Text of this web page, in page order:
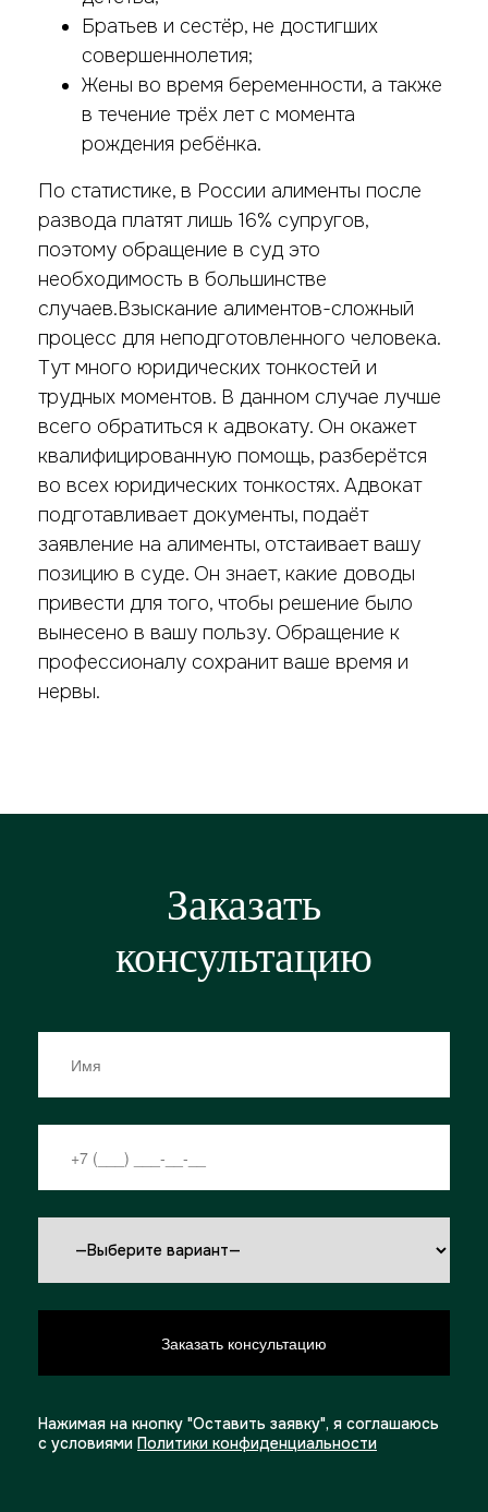
Братьев и сестёр, не достигших
совершеннолетия;
Жены во время беременности, а также
в течение трёх лет с момента
рождения ребёнка.
По статистике, в России алименты после
развода платят лишь 16% супругов,
поэтому обращение в суд это
необходимость в большинстве
случаев.Взыскание алиментов-сложный
процесс для неподготовленного человека.
Тут много юридических тонкостей и
трудных моментов. В данном случае лучше
всего обратиться к адвокату. Он окажет
квалифицированную помощь, разберётся
во всех юридических тонкостях. Адвокат
подготавливает документы, подаёт
заявление на алименты, отстаивает вашу
позицию в суде. Он знает, какие доводы
привести для того, чтобы решение было
вынесено в вашу пользу. Обращение к
профессионалу сохранит ваше время и
нервы.
Заказать
консультацию
Нажимая на кнопку "Оставить заявку", я соглашаюсь
с условиями Политики конфиденциальности